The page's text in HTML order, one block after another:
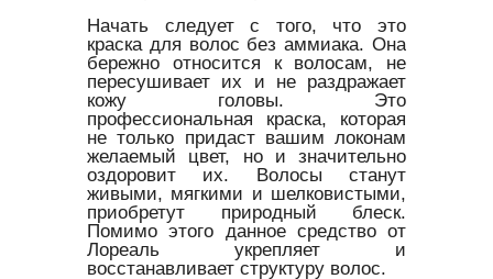
Начать следует с того, что это
краска для волос без аммиака. Она
бережно относится к волосам, не
пересушивает их и не раздражает
кожу головы. Это
профессиональная краска, которая
не только придаст вашим локонам
желаемый цвет, но и значительно
оздоровит их. Волосы станут
живыми, мягкими и шелковистыми,
приобретут природный блеск.
Помимо этого данное средство от
Лореаль укрепляет и
восстанавливает структуру волос.